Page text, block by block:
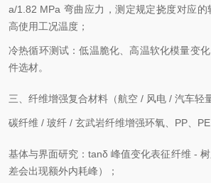
a/1.82 MPa 弯曲应力，测定规定挠度对应的
高使用工况温度；
冷热循环测试：低温脆化、高温软化模量变
件选材。
三、纤维增强复合材料（航空 / 风电 / 汽车轻
碳纤维 / 玻纤 / 玄武岩纤维增强环氧、PP、PE
基体与界面研究：tanδ 峰值变化表征纤维 -
差会出现额外内耗峰）；